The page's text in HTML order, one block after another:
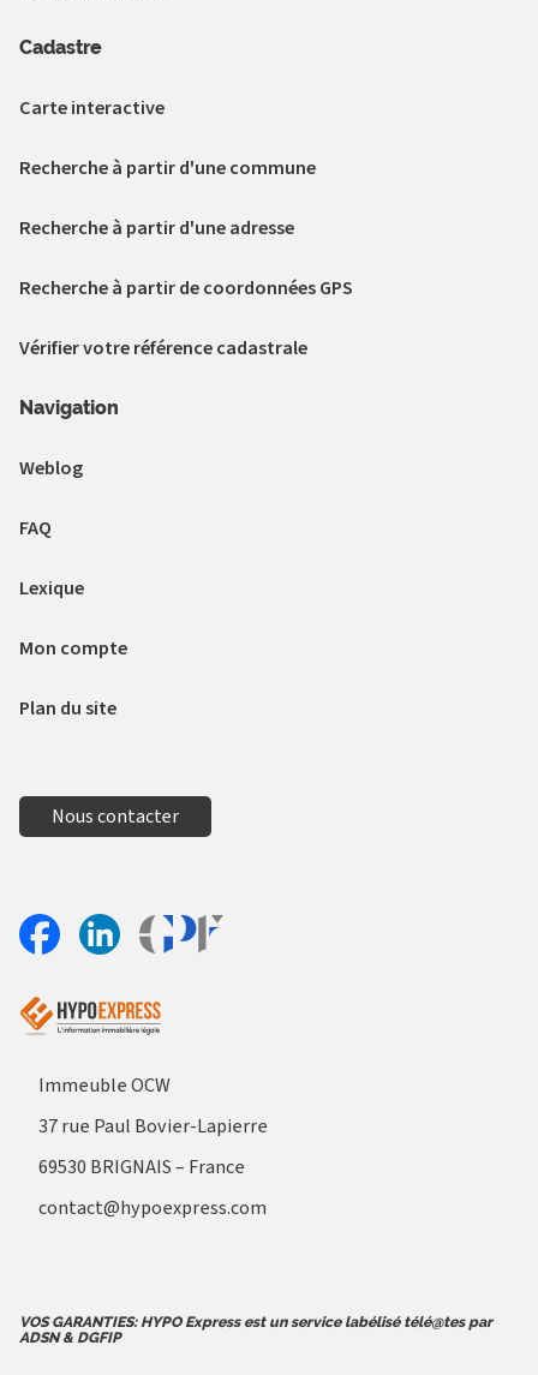
Cadastre
Carte interactive
Recherche à partir d'une commune
Recherche à partir d'une adresse
Recherche à partir de coordonnées GPS
Vérifier votre référence cadastrale
Navigation
Weblog
FAQ
Lexique
Mon compte
Plan du site
Nous contacter
Immeuble OCW
37 rue Paul Bovier-Lapierre
69530 BRIGNAIS – France
contact@hypoexpress.com
VOS GARANTIES: HYPO Express est un service labélisé télé@tes par
ADSN & DGFIP